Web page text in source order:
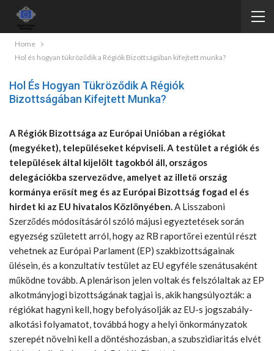
Home
Hol és hogyan tükröződik a Régiók Bizottságában kifejtett munka?
Hol És Hogyan Tükröződik A Régiók
Bizottságában Kifejtett Munka?
A Régiók Bizottsága az Európai Unióban a régiókat
(megyéket), településeket képviseli. A testület a régiók és
települések által kijelölt tagokból áll, országos
delegációkba szerveződve, amelyet az illető ország
kormánya erősít meg és az Európai Bizottság fogad el és
hirdet ki az EU hivatalos Közlönyében.A Lisszaboni
Szerződés módosításáról szóló májusi egyeztetések során
egyezség született arról, hogy az RB raportőrei ezentúl részt
vehetnek az Európai Parlament (EP) szakbizottságainak
ülésein, és a konzultatív testület az EU egyféle szenátusaként
működne tovább. A plenárison jelen voltak és felszólaltak az EP
alkotmányjogi bizottságának tagjai is, akik hangsúlyozták: a
régiókat hagyni kell, hogy befolyásolják az EU-s jogszabály-
alkotási folyamatot, továbbá hogy a helyi önkormányzatok
szerepét növelni kell a döntéshozásban, a szubszidiaritás elvét